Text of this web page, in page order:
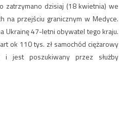
zatrzymano dzisiaj (18 kwietnia) we
na przejściu granicznym w Medyce.
Ukrainę 47-letni obywatel tego kraju.
ok 110 tys. zł samochód ciężarowy
i jest poszukiwany przez służby